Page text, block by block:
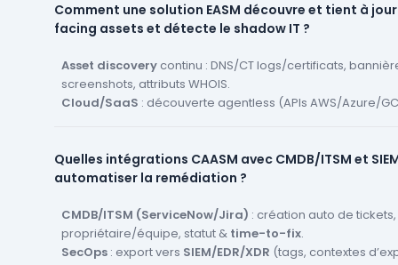
suivi, puis alimente le scanning et la remédiation.
Comment une solution EASM découvre et tient à
facing assets et détecte le shadow IT ?
Asset discoverycontinu : DNS/CT logs/certificats,
screenshots, attributs WHOIS.
Cloud/SaaS : découverte agentless (APIs AWS/Azure/
alertes dedrift(nouvel hôte, nouveau sous-domaine).
Shadow IT: surfaces hors périmètre (apps SaaS non
Quelles intégrations CAASM avec CMDB/ITSM et
automatiser la remédiation ?
CMDB/ITSM (ServiceNow/Jira) : création auto de
propriétaire/équipe, statut & time-to-fix.
SecOps: export vers SIEM/EDR/XDR (tags, contextes